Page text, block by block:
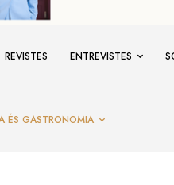
REVISTES ENTREVISTES
ÉS GASTRONOMIA